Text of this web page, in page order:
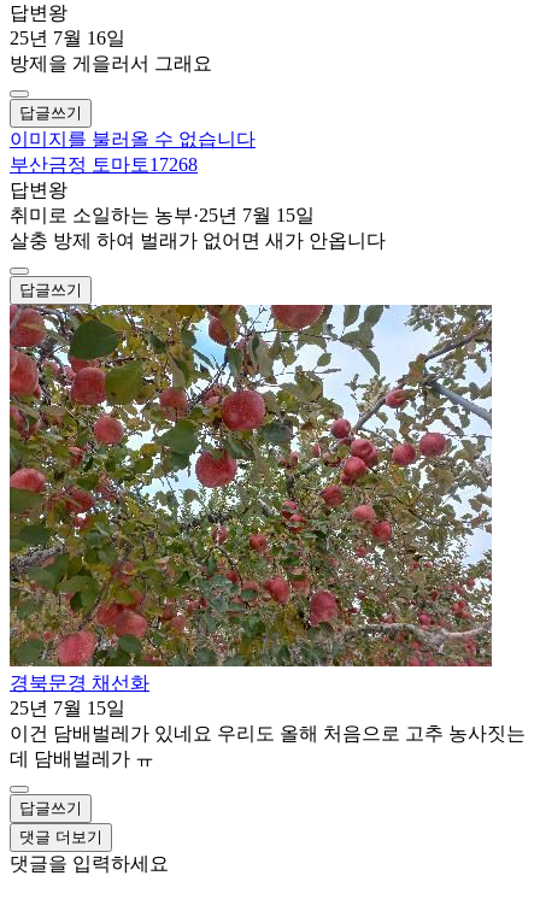
답변왕
25년 7월 16일
방제을 게을러서 그래요
답글쓰기
이미지를 불러올 수 없습니다
부산금정 토마토17268
답변왕
취미로 소일하는 농부·25년 7월 15일
살충 방제 하여 벌래가 없어면 새가 안옵니다
답글쓰기
경북문경 채선화
25년 7월 15일
이건 담배벌레가 있네요 우리도 올해 처음으로 고추 농사짓는
데 담배벌레가 ㅠ
답글쓰기
댓글 더보기
댓글을 입력하세요